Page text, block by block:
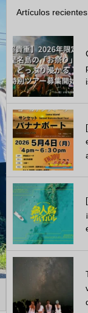
Artículos recientes